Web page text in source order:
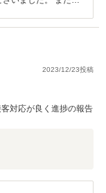
して、社員一同心か
させていただきま
ております。
2023/12/23投稿
対応が良く進捗の報告